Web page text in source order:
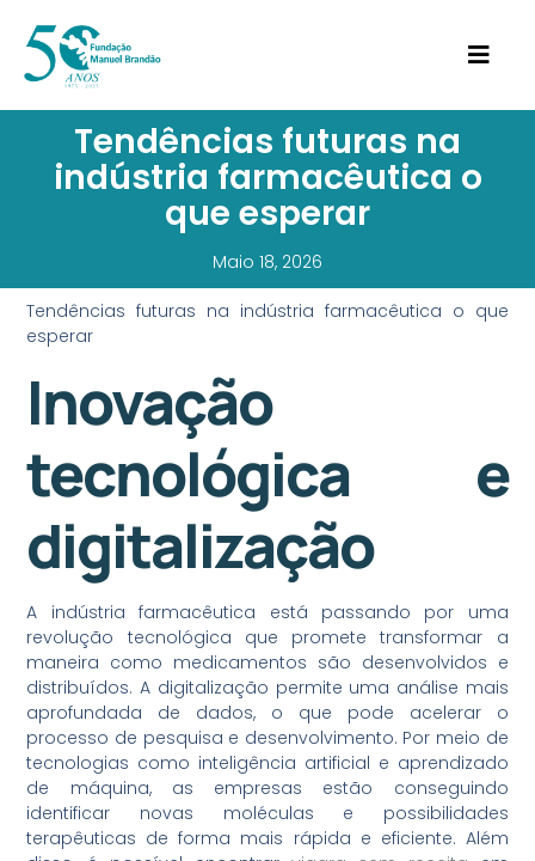
Tendências futuras na
indústria farmacêutica o
que esperar
Maio 18, 2026
Tendências futuras na indústria farmacêutica o que
esperar
Inovação
tecnológica e
digitalização
A indústria farmacêutica está passando por uma
revolução tecnológica que promete transformar a
maneira como medicamentos são desenvolvidos e
distribuídos. A digitalização permite uma análise mais
aprofundada de dados, o que pode acelerar o
processo de pesquisa e desenvolvimento. Por meio de
tecnologias como inteligência artificial e aprendizado
de máquina, as empresas estão conseguindo
identificar novas moléculas e possibilidades
terapêuticas de forma mais rápida e eficiente. Além